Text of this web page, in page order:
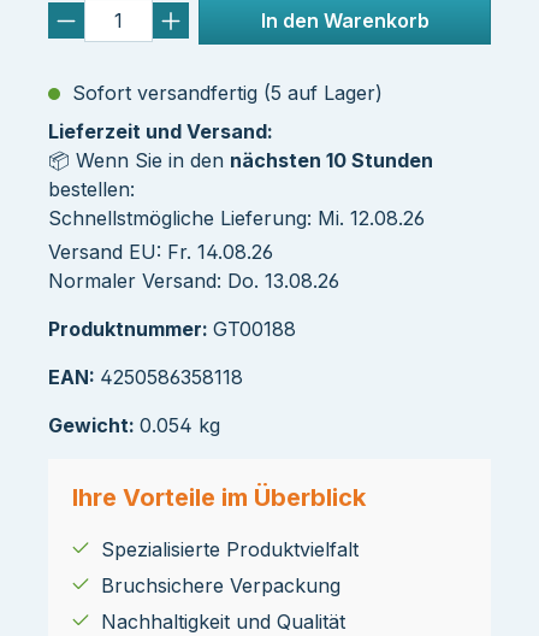
In den Warenkorb
Sofort versandfertig (5 auf Lager)
Lieferzeit und Versand:
📦 Wenn Sie in den nächsten 10 Stunden
bestellen:
Schnellstmögliche Lieferung: Mi. 12.08.26
Versand EU: Fr. 14.08.26
Normaler Versand: Do. 13.08.26
Produktnummer: GT00188
EAN: 4250586358118
Gewicht: 0.054 kg
Ihre Vorteile im Überblick
Spezialisierte Produktvielfalt
Bruchsichere Verpackung
Nachhaltigkeit und Qualität